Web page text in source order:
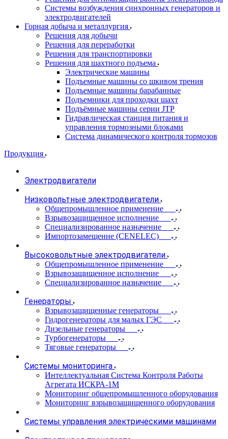
Системы возбуждения синхронных генераторов и
электродвигателей
Горная добыча и металлургия
Решения для добычи
Решения для переработки
Решения для транспортировки
Решения для шахтного подъема
Электрические машины
Подъемные машины со шкивом трения
Подъемные машины барабанные
Подъемники для проходки шахт
Подъёмные машины серии JTP
Гидравлическая станция питания и
управления тормозными блоками
Система динамического контроля тормозов
Продукция
Электродвигатели
Низковольтные электродвигатели
Общепромышленное применение
Взрывозащищенное исполнение
Специализированное назначение
Импортозамещение (CENELEC)
Высоковольтные электродвигатели
Общепромышленное применение
Взрывозащищенное исполнение
Специализированное назначение
Генераторы
Взрывозащищенные генераторы
Гидрогенераторы для малых ГЭС
Дизельные генераторы
Турбогенераторы
Тяговые генераторы
Системы мониторинга
Интеллектуальная Система Контроля Работы
Агрегата ИСКРА-1М
Мониторинг общепромышленного оборудования
Мониторинг взрывозащищенного оборудования
Системы управления электрическими машинами